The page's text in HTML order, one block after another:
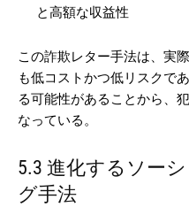
と高額な収益性
この詐欺レター手法は、実
も低コストかつ低リスクで
る可能性があることから、
なっている。
5.3 進化するソー
グ手法